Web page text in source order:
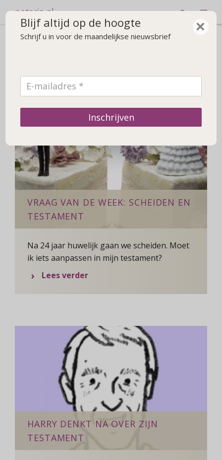
notaris.nl
VRAAG VAN DE WEEK: SCHEIDEN EN
TESTAMENT
Na 24 jaar huwelijk gaan we scheiden. Moet
ik iets aanpassen in mijn testament?
Lees verderover Vraag van de Week:
HARRY DENKT NA OVER ZIJN
TESTAMENT
×
Blijf altijd op de hoogte
Schrijf u in voor de maandelijkse nieuwsbrief
Inschrijven